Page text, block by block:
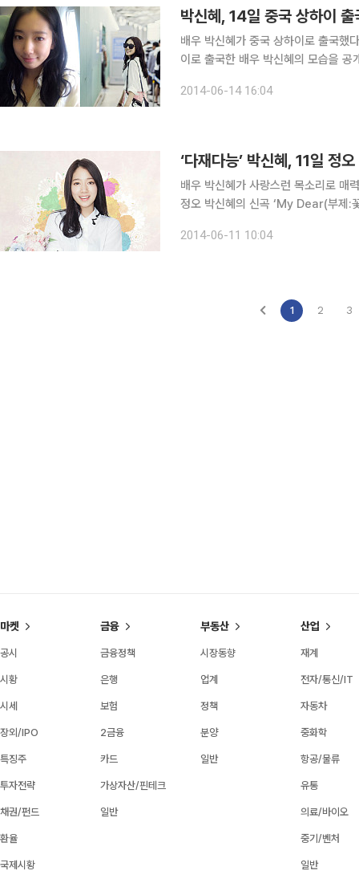
박신혜, 14일 중국 상하이
배우 박신혜가 중국 상하이로 출국했다. 14일 오전 박신혜의 소속사 S.A.L.T.엔터테인먼트는
이로 출국한 배우 박신혜의 모습을 공개했다. 공개된 사진 속 박신혜는 화이트 셔
다 연타석 홈런을 기록하며 중국에서
2014-06-14 16:04
‘다재다능’ 박신혜, 11일 정
배우 박신혜가 사랑스런 목소리로 매력을 발산한다. 박신혜의 소속사
정오 박신혜의 신곡 ‘My Dear(부제:꽃)’ 음원이 공개
받은 박신혜는 올초 발표한 ‘팔베개’
2014-06-11 10:04
1 2 3
마켓
공시
시황
시세
장외/IPO
특징주
투자전략
채권/펀드
환율
국제시황
금융
금융정책
은행
보험
2금융
카드
가상자산/핀테크
일반
부동산
시장동향
업계
정책
분양
일반
산업
재계
전자/통신/IT
자동차
중화학
항공/물류
유통
의료/바이오
중기/벤처
일반